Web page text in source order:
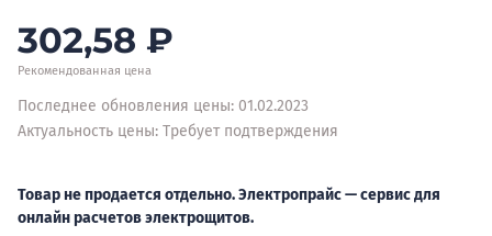
302,58 ₽
Рекомендованная цена
Последнее обновления цены: 01.02.2023
Актуальность цены: Требует подтверждения
Товар не продается отдельно. Электропрайс — сервис для
онлайн расчетов электрощитов.